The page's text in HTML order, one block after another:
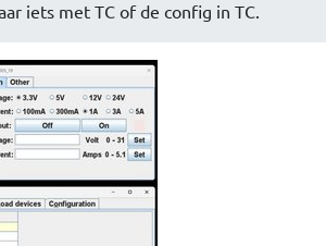
iets met TC of de config in TC.